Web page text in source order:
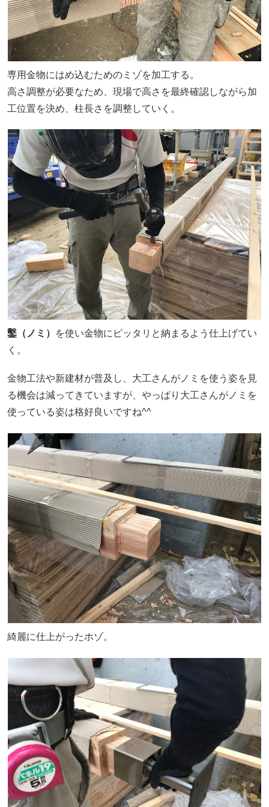
専用金物にはめ込むためのミゾを加工する。
高さ調整が必要なため、現場で高さを最終確認しながら加
工位置を決め、柱長さを調整していく。
鑿（ノミ）
を使い金物にピッタリと納まるよう仕上げてい
く。
金物工法や新建材が普及し、大工さんがノミを使う姿を見
る機会は減ってきていますが、やっぱり大工さんがノミを
使っている姿は格好良いですね^^
綺麗に仕上がったホゾ。